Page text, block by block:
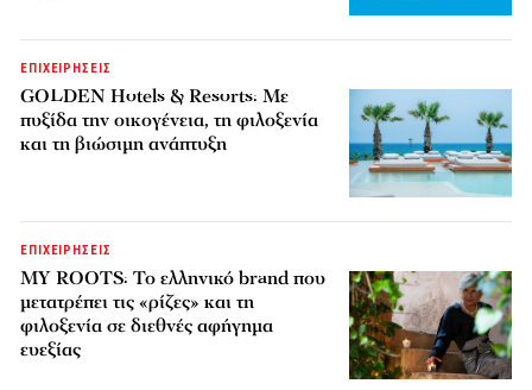
ΕΠΙΧΕΙΡΗΣΕΙΣ
GOLDEN Hotels & Resorts: Με
πυξίδα την οικογένεια, τη φιλοξενία
και τη βιώσιμη ανάπτυξη
ΕΠΙΧΕΙΡΗΣΕΙΣ
MY ROOTS: Το ελληνικό brand που
μετατρέπει τις «ρίζες» και τη
φιλοξενία σε διεθνές αφήγημα
ευεξίας